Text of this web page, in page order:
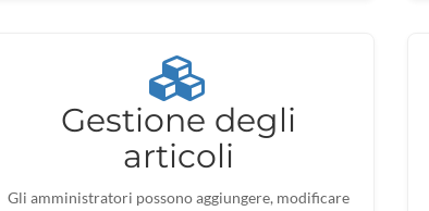
Gestione degli
articoli
Gli amministratori possono aggiungere, modificare